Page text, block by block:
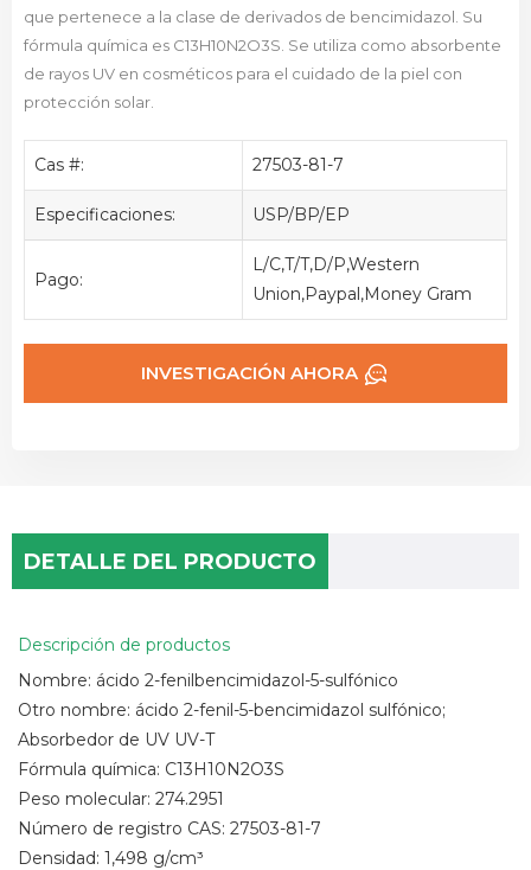
que pertenece a la clase de derivados de bencimidazol. Su
fórmula química es C13H10N2O3S. Se utiliza como absorbente
de rayos UV en cosméticos para el cuidado de la piel con
protección solar.
Cas #: 27503-81-7
Especificaciones: USP/BP/EP
Pago:
L/C,T/T,D/P,Western
Union,Paypal,Money Gram
INVESTIGACIÓN AHORA
DETALLE DEL PRODUCTO
Descripción de productos
Nombre: ácido 2-fenilbencimidazol-5-sulfónico
Otro nombre: ácido 2-fenil-5-bencimidazol sulfónico;
Absorbedor de UV UV-T
Fórmula química: C13H10N2O3S
Peso molecular: 274.2951
Número de registro CAS: 27503-81-7
Densidad: 1,498 g/cm³